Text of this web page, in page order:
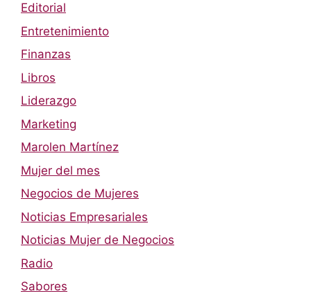
Editorial
Entretenimiento
Finanzas
Libros
Liderazgo
Marketing
Marolen Martínez
Mujer del mes
Negocios de Mujeres
Noticias Empresariales
Noticias Mujer de Negocios
Radio
Sabores